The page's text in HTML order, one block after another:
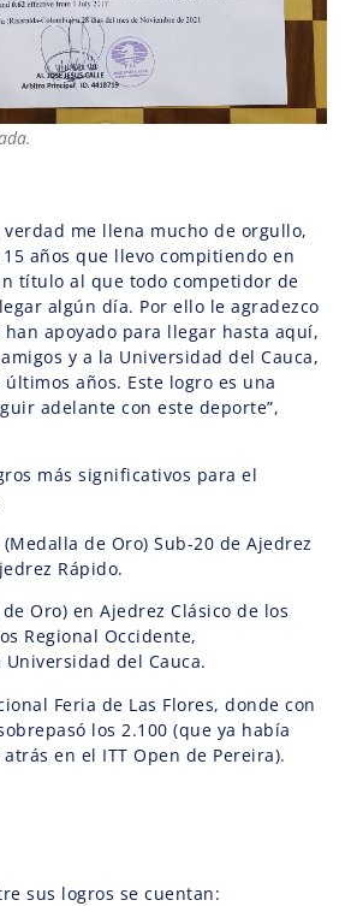
verdad me llena mucho de orgullo,
años que llevo compitiendo en
título al que todo competidor de
algún día. Por ello le agradezco
apoyado para llegar hasta aquí,
y a la Universidad del Cauca,
años. Este logro es una
adelante con este deporte”,
más significativos para el
de Oro) Sub-20 de Ajedrez
Rápido.
Oro) en Ajedrez Clásico de los
Regional Occidente,
del Cauca.
Feria de Las Flores, donde con
los 2.100 (que ya había
en el ITT Open de Pereira).
sus logros se cuentan: